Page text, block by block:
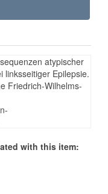
atypischer
linksseitiger Epilepsie.
Friedrich-Wilhelms-
with this item: